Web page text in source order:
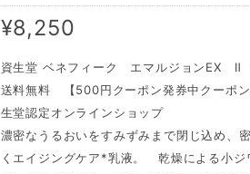
¥8,250
資生堂 ベネフィーク エマルジョンEX Ⅱ
送料無料 【500円クーポン発券中クーポ
生堂認定オンラインショップ
濃密なうるおいをすみずみまで閉じ込め、
くエイジングケア*乳液。 乾燥による小